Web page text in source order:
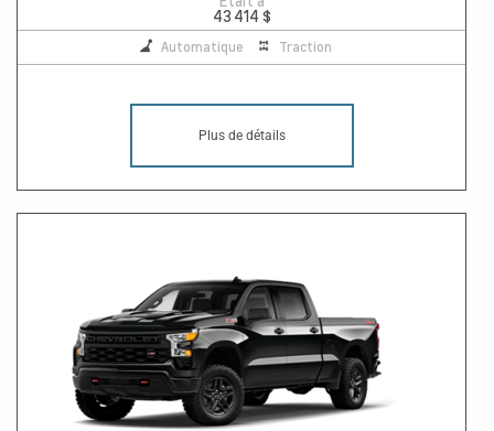
43 414 $
Automatique Traction
Plus de détails